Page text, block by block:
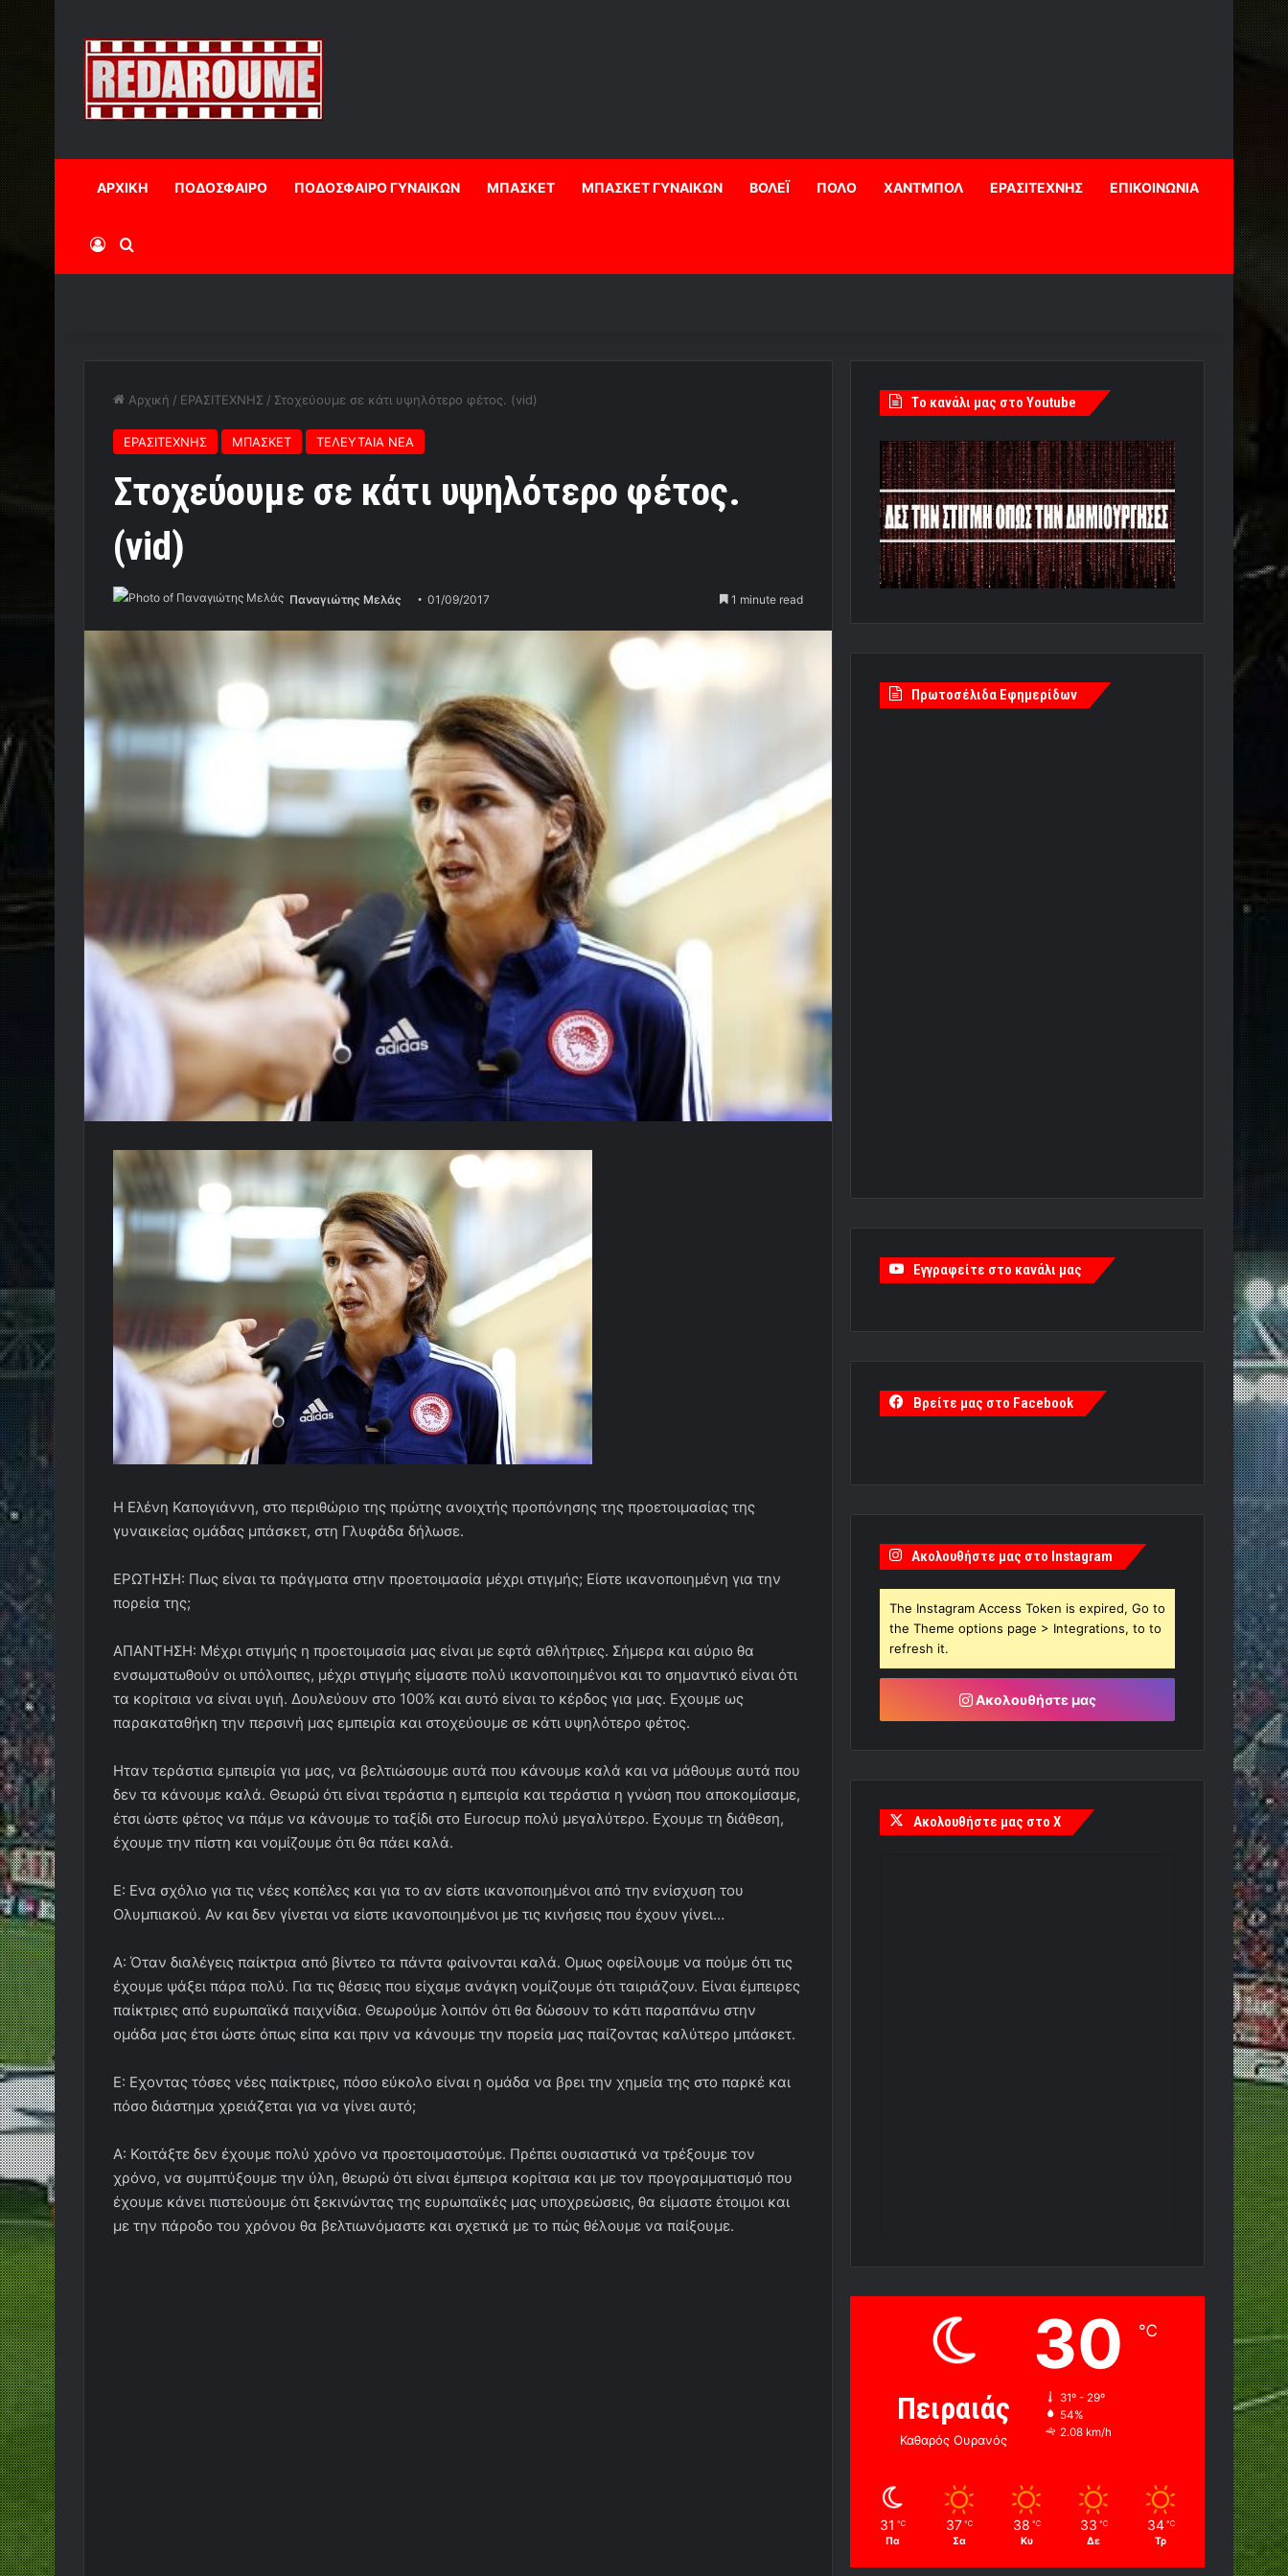
ΑΡΧΙΚΗ ΠΟΔΟΣΦΑΙΡΟ ΠΟΔΟΣΦΑΙΡΟ ΓΥΝΑΙΚΩΝ ΜΠΑΣΚΕΤ ΜΠΑΣΚΕΤ ΓΥΝΑΙΚΩΝ ΒΟΛΕΪ ΠΟΛΟ ΧΑΝΤΜΠΟΛ ΕΡΑΣΙΤΕΧΝΗΣ ΕΠΙΚΟΙΝΩΝΙΑ
Log InΑναζήτηση
Αρχική / ΕΡΑΣΙΤΕΧΝΗΣ / Στοχεύουμε σε κάτι υψηλότερο φέτος. (vid)
ΕΡΑΣΙΤΕΧΝΗΣ ΜΠΑΣΚΕΤ ΤΕΛΕΥΤΑΙΑ ΝΕΑ
Στοχεύουμε σε κάτι υψηλότερο φέτος.
(vid)
Παναγιώτης Μελάς 01/09/2017 1 minute read
H Ελένη Καπογιάννη, στο περιθώριο της πρώτης ανοιχτής προπόνησης της προετοιμασίας της
γυναικείας ομάδας μπάσκετ, στη Γλυφάδα δήλωσε.
ΕΡΩΤΗΣΗ: Πως είναι τα πράγματα στην προετοιμασία μέχρι στιγμής; Είστε ικανοποιημένη για την
πορεία της;
ΑΠΑΝΤΗΣΗ: Μέχρι στιγμής η προετοιμασία μας είναι με εφτά αθλήτριες. Σήμερα και αύριο θα
ενσωματωθούν οι υπόλοιπες, μέχρι στιγμής είμαστε πολύ ικανοποιημένοι και το σημαντικό είναι ότι
τα κορίτσια να είναι υγιή. Δουλεύουν στο 100% και αυτό είναι το κέρδος για μας. Εχουμε ως
παρακαταθήκη την περσινή μας εμπειρία και στοχεύουμε σε κάτι υψηλότερο φέτος.
Ηταν τεράστια εμπειρία για μας, να βελτιώσουμε αυτά που κάνουμε καλά και να μάθουμε αυτά που
δεν τα κάνουμε καλά. Θεωρώ ότι είναι τεράστια η εμπειρία και τεράστια η γνώση που αποκομίσαμε,
έτσι ώστε φέτος να πάμε να κάνουμε το ταξίδι στο Eurocup πολύ μεγαλύτερο. Εχουμε τη διάθεση,
έχουμε την πίστη και νομίζουμε ότι θα πάει καλά.
Ε: Ενα σχόλιο για τις νέες κοπέλες και για το αν είστε ικανοποιημένοι από την ενίσχυση του
Ολυμπιακού. Αν και δεν γίνεται να είστε ικανοποιημένοι με τις κινήσεις που έχουν γίνει…
Α: Όταν διαλέγεις παίκτρια από βίντεο τα πάντα φαίνονται καλά. Ομως οφείλουμε να πούμε ότι τις
έχουμε ψάξει πάρα πολύ. Για τις θέσεις που είχαμε ανάγκη νομίζουμε ότι ταιριάζουν. Είναι έμπειρες
παίκτριες από ευρωπαϊκά παιχνίδια. Θεωρούμε λοιπόν ότι θα δώσουν το κάτι παραπάνω στην
ομάδα μας έτσι ώστε όπως είπα και πριν να κάνουμε την πορεία μας παίζοντας καλύτερο μπάσκετ.
Ε: Εχοντας τόσες νέες παίκτριες, πόσο εύκολο είναι η ομάδα να βρει την χημεία της στο παρκέ και
πόσο διάστημα χρειάζεται για να γίνει αυτό;
Α: Κοιτάξτε δεν έχουμε πολύ χρόνο να προετοιμαστούμε. Πρέπει ουσιαστικά να τρέξουμε τον
χρόνο, να συμπτύξουμε την ύλη, θεωρώ ότι είναι έμπειρα κορίτσια και με τον προγραμματισμό που
έχουμε κάνει πιστεύουμε ότι ξεκινώντας της ευρωπαϊκές μας υποχρεώσεις, θα είμαστε έτοιμοι και
με την πάροδο του χρόνου θα βελτιωνόμαστε και σχετικά με το πώς θέλουμε να παίξουμε.
Tο κανάλι μας στο Youtube
Πρωτοσέλιδα Εφημερίδων
Εγγραφείτε στο κανάλι μας
Βρείτε μας στο Facebook
Ακολουθήστε μας στο Instagram
The Instagram Access Token is expired, Go to
the Theme options page > Integrations, to to
refresh it.
Ακολουθήστε μας
Ακολουθήστε μας στο X
Πειραιάς
Καθαρός Ουρανός
30 ℃
31º - 29º
54%
2.08 km/h
31 ℃
Πα
37 ℃
Σα
38 ℃
Κυ
33 ℃
Δε
34 ℃
Τρ